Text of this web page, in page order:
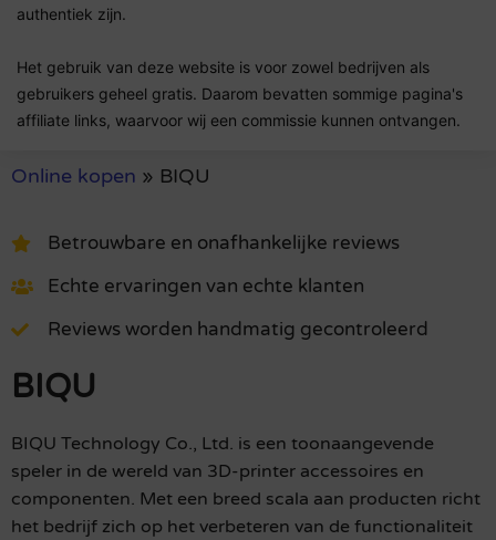
authentiek zijn.
Het gebruik van deze website is voor zowel bedrijven als
gebruikers geheel gratis. Daarom bevatten sommige pagina's
affiliate links, waarvoor wij een commissie kunnen ontvangen.
Online kopen » BIQU
Betrouwbare en onafhankelijke reviews
Echte ervaringen van echte klanten
Reviews worden handmatig gecontroleerd
BIQU
BIQU Technology Co., Ltd. is een toonaangevende
speler in de wereld van 3D-printer accessoires en
componenten. Met een breed scala aan producten richt
het bedrijf zich op het verbeteren van de functionaliteit